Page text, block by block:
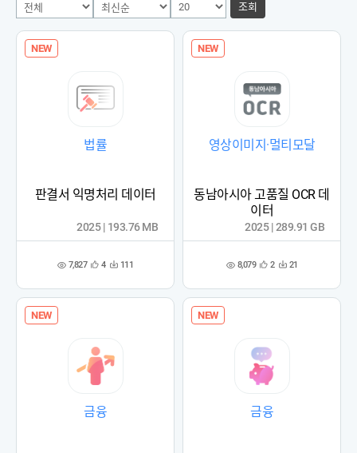
조회
NEW
법률
판결서 익명처리 데이터
조 7,827 관
록
4 다 111
2025 | 193.76 MB
NEW
영상이미지·멀티모달
동남아시아 고품질 OCR 데
이터
조 8,079 관
록
2 다 21
2025 | 289.91 GB
NEW
금융
NEW
금융